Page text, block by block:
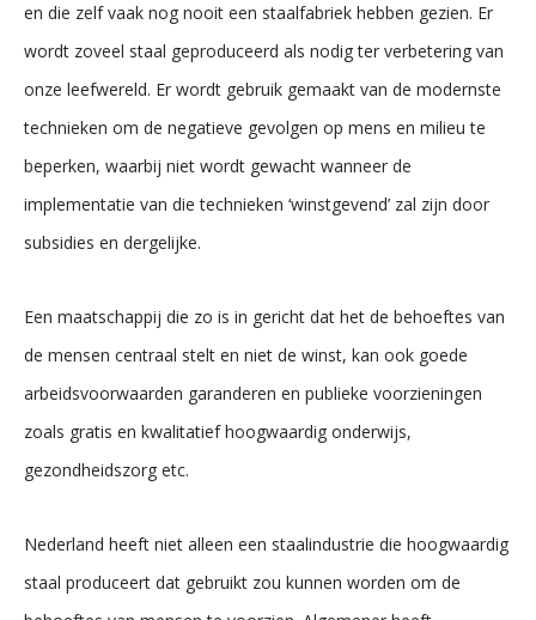
en die zelf vaak nog nooit een staalfabriek hebben gezien. Er
wordt zoveel staal geproduceerd als nodig ter verbetering van
onze leefwereld. Er wordt gebruik gemaakt van de modernste
technieken om de negatieve gevolgen op mens en milieu te
beperken, waarbij niet wordt gewacht wanneer de
implementatie van die technieken ‘winstgevend’ zal zijn door
subsidies en dergelijke.
Een maatschappij die zo is in gericht dat het de behoeftes van
de mensen centraal stelt en niet de winst, kan ook goede
arbeidsvoorwaarden garanderen en publieke voorzieningen
zoals gratis en kwalitatief hoogwaardig onderwijs,
gezondheidszorg etc.
Nederland heeft niet alleen een staalindustrie die hoogwaardig
staal produceert dat gebruikt zou kunnen worden om de